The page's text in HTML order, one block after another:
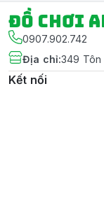
Đồ chơi
0907.902.742
Địa chỉ:349 Tôn
Kết nối